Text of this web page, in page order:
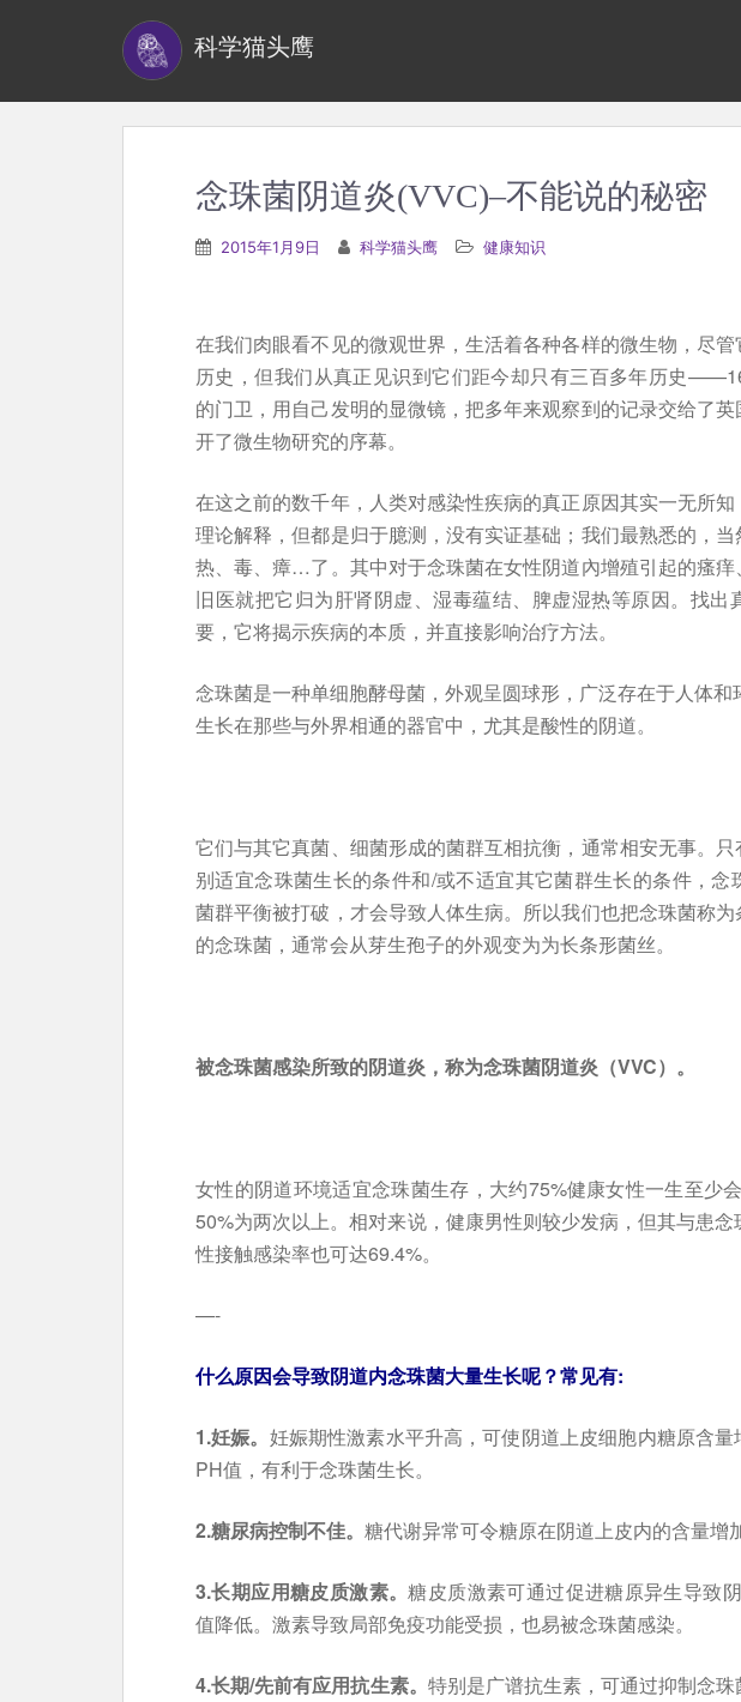
科学猫头鹰
念珠菌阴道炎(VVC)–不能说的秘密
2015年1月9日 科学猫头鹰 健康知识
在我们肉眼看不见的微观世界，生活着各种各样的微生物，尽
历史，但我们从真正见识到它们距今却只有三百多年历史
的门卫，用自己发明的显微镜，把多年来观察到的记录交给了
开了微生物研究的序幕。
在这之前的数千年，人类对感染性疾病的真正原因其实一无所
理论解释，但都是归于臆测，没有实证基础；我们最熟悉的，当
热、毒、瘴…了。其中对于念珠菌在女性阴道內增殖引起的瘙痒
旧医就把它归为肝肾阴虚、湿毒蕴结、脾虚湿热等原因。找出
要，它将揭示疾病的本质，并直接影响治疗方法。
念珠菌是一种单细胞酵母菌，外观呈圆球形，广泛存在于人体
生长在那些与外界相通的器官中，尤其是酸性的阴道。
它们与其它真菌、细菌形成的菌群互相抗衡，通常相安无事。
别适宜念珠菌生长的条件和/或不适宜其它菌群生长的条件，念
菌群平衡被打破，才会导致人体生病。所以我们也把念珠菌称
的念珠菌，通常会从芽生孢子的外观变为为长条形菌丝。
被念珠菌感染所致的阴道炎，称为念珠菌阴道炎（VVC）。
女性的阴道环境适宜念珠菌生存，大约75%健康女性一生至少
50%为两次以上。相对来说，健康男性则较少发病，但其与患
性接触感染率也可达69.4%。
—-
什么原因会导致阴道内念珠菌大量生长呢？常见有:
1.妊娠。 妊娠期性激素水平升高，可使阴道上皮细胞内糖原含
PH值，有利于念珠菌生长。
2.糖尿病控制不佳。 糖代谢异常可令糖原在阴道上皮内的含量增
3.长期应用糖皮质激素。糖皮质激素可通过促进糖原异生导致
值降低。激素导致局部免疫功能受损，也易被念珠菌感染。
4.长期/先前有应用抗生素。 特别是广谱抗生素，可通过抑制念